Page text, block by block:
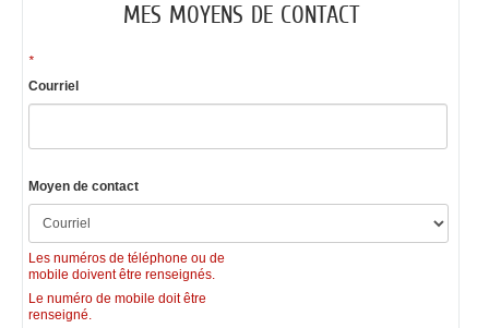
MES MOYENS DE CONTACT
*
Courriel
Moyen de contact
Les numéros de téléphone ou de
mobile doivent être renseignés.
Le numéro de mobile doit être
renseigné.